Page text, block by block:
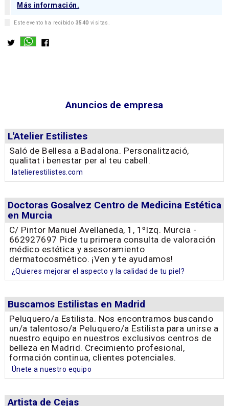
Más información.
Este evento ha recibido 3540 visitas.
Anuncios de empresa
L'Atelier Estilistes
Saló de Bellesa a Badalona. Personalització,
qualitat i benestar per al teu cabell.
latelierestilistes.com
Doctoras Gosalvez Centro de Medicina Estética
en Murcia
C/ Pintor Manuel Avellaneda, 1, 1ºIzq. Murcia -
662927697 Pide tu primera consulta de valoración
médico estética y asesoramiento
dermatocosmético. ¡Ven y te ayudamos!
¿Quieres mejorar el aspecto y la calidad de tu piel?
Buscamos Estilistas en Madrid
Peluquero/a Estilista. Nos encontramos buscando
un/a talentoso/a Peluquero/a Estilista para unirse a
nuestro equipo en nuestros exclusivos centros de
belleza en Madrid. Crecimiento profesional,
formación continua, clientes potenciales.
Únete a nuestro equipo
Artista de Cejas